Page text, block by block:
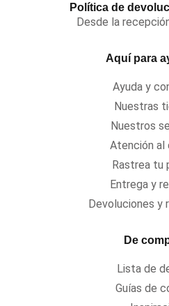
Política de
Desde la
Aquí para
Ayuda y
Nuestras
Nuestros
Atención al
Rastrea tu
Entrega y
Devoluciones y
De
Lista de
Guías de